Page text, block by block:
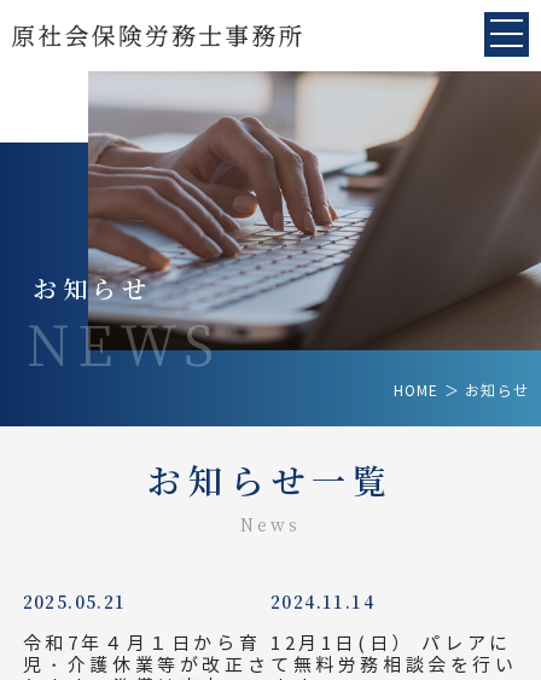
お知らせ
NEWS
HOME ＞ お知らせ
お知らせ一覧
News
2025.05.21
令和7年４月１日から育
児・介護休業等が改正さ
2024.11.14
12月1日(日） パレアに
て無料労務相談会を行い